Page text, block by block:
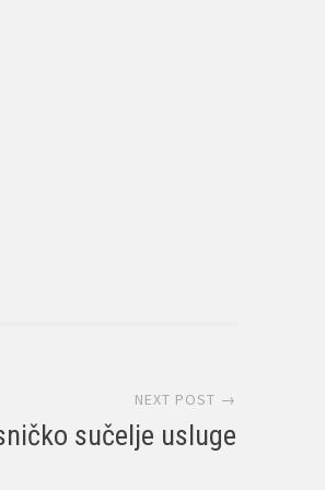
NEXT POST →
sučelje usluge